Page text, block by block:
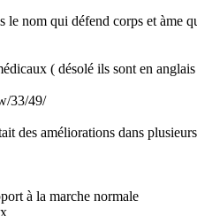
le nom qui défend corps et
( désolé ils sont en
33/49/
des améliorations dans
à la marche normale